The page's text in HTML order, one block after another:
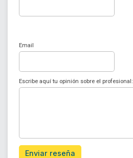
Email
Escribe aquí tu opinión sobre el profesional:
Enviar reseña